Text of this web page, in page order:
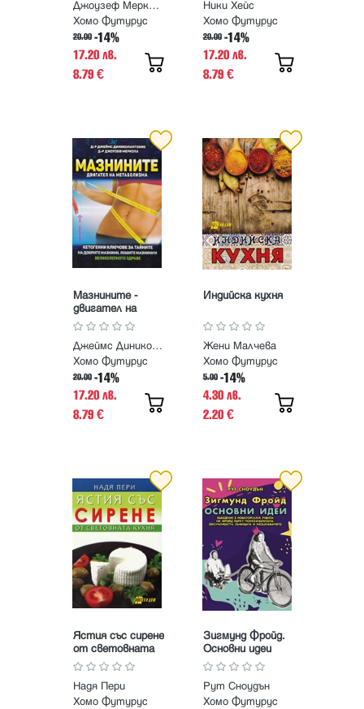
Джоузеф Меркола
Хомо Футурус
20.00 -14%
17.20 лв.
8.79 €
Ники Хейс
Хомо Футурус
20.00 -14%
17.20 лв.
8.79 €
Мазнините -
двигател на
метаболизма
Джеймс Диниколантонио, Джоузеф Меркола
Хомо Футурус
20.00 -14%
17.20 лв.
8.79 €
Индийска кухня
Жени Малчева
Хомо Футурус
5.00 -14%
4.30 лв.
2.20 €
Ястия със сирене
от световната
кухня
Надя Пери
Хомо Футурус
Зигмунд Фройд.
Основни идеи
Рут Сноудън
Хомо Футурус